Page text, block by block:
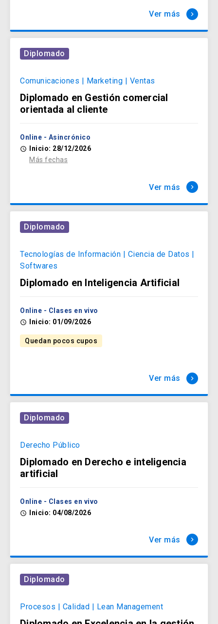
Ver más keyboard_arrow_right
Diplomado
Comunicaciones | Marketing | Ventas
Diplomado en Gestión comercial
orientada al cliente
Online - Asincrónico
access_time
Inicio: 28/12/2026
Más fechas
Ver más keyboard_arrow_right
Diplomado
Tecnologías de Información | Ciencia de Datos |
Softwares
Diplomado en Inteligencia Artificial
Online - Clases en vivo
access_time Inicio: 01/09/2026
Quedan pocos cupos
Ver más keyboard_arrow_right
Diplomado
Derecho Público
Diplomado en Derecho e inteligencia
artificial
Online - Clases en vivo
access_time Inicio: 04/08/2026
Ver más keyboard_arrow_right
Diplomado
Procesos | Calidad | Lean Management